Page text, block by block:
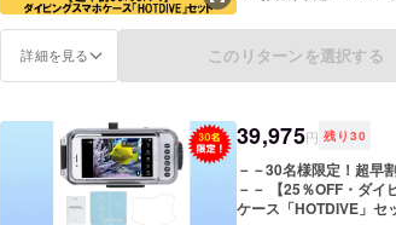
詳細を見る このリターンを選択する
39,975円 残り 30
－－30名様限定！超早
－－ 【25％OFF・ダイ
ケース「HOTDIVE」セット】